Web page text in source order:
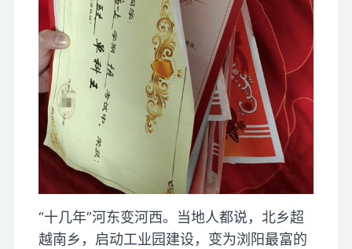
“十几年”河东变河西。当地人都说，北乡超
越南乡，启动工业园建设，变为浏阳最富的